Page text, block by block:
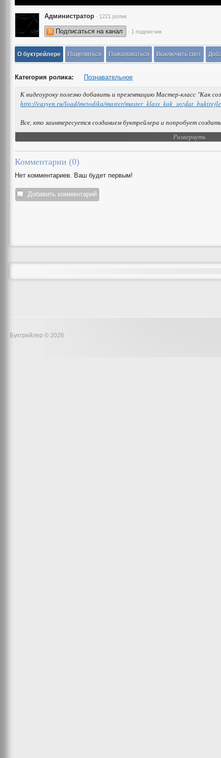
Администратор · 1221 ролик
Подписаться на канал · 1 подписчик
О буктрейлере Поделиться Пожаловаться Выключить свет
Категория ролика: Познавательное
К видеоуроку полезно добавить и презентацию Мастер-класс "Как
http://easyen.ru/load/metodika/master/
Все, кто заинтересуется созданием буктрейлера и попробует
Развернуть
Комментарии (0)
Нет комментариев. Ваш будет первым!
Добавить комментарий
Буктрейлер © 2026